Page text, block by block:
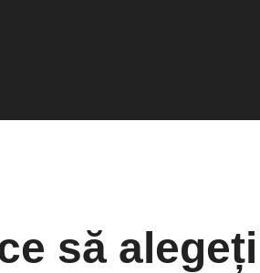
să alegeți